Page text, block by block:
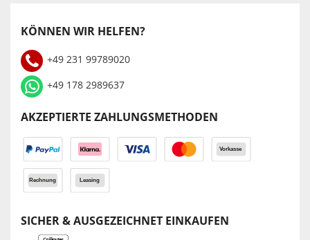
KÖNNEN WIR HELFEN?
+49 231 99789020
+49 178 2989637
AKZEPTIERTE ZAHLUNGSMETHODEN
SICHER & AUSGEZEICHNET EINKAUFEN